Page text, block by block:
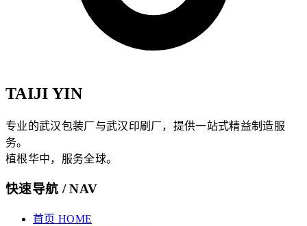
TAIJI YIN
专业的武汉包装厂与武汉印刷厂，提供一站式精益制造服
务。
植根华中，服务全球。
快速导航 / NAV
首页 HOME